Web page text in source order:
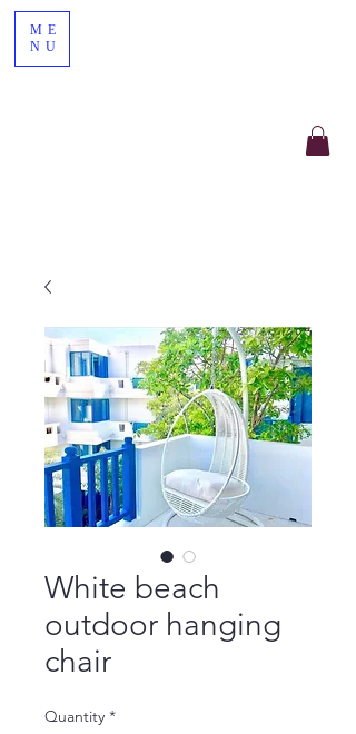
ME
NU
White beach
outdoor hanging
chair
Quantity *